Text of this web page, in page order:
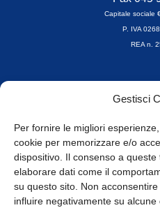
Gestisci
Per fornire le migliori
cookie per memorizzare e/o
dispositivo. Il consenso a
elaborare dati come il
su questo sito. Non
influire negativamente su alcune
Capitale sociale
P. IVA
REA n.
Orari di
8.30-13.00 /
© Tutti i